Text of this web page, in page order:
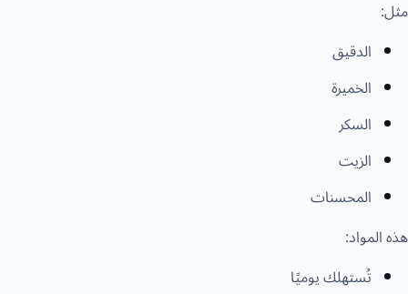
مثل:
الدقيق
الخميرة
السكر
الزيت
المحسنات
هذه المواد:
تُستهلك يوميًا